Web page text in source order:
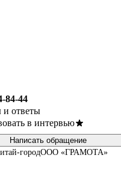
84-44
ответы
в интервью
Написать обращение
городООО «ГРАМОТА»